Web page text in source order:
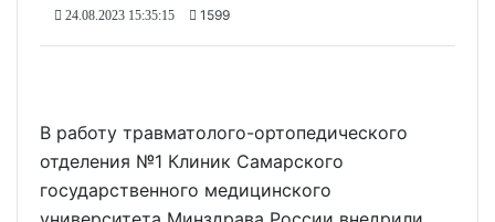
24.08.2023 15:35:15 1599
В работу травматолого-ортопедического
отделения №1 Клиник Самарского
государственного медицинского